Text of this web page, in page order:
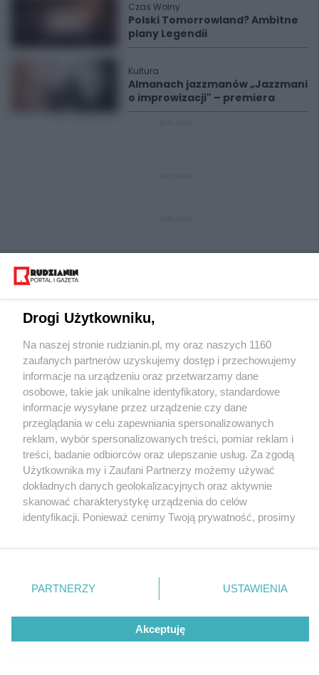
Czas Wolny
Polski Tomorrowland? Ambitne
plany Legendii
Kultura
Almanach jazzmanów „Jazzmani
o improwizacji" – premiera
Wydawca mediów lokalnych
Nie zapomnij
zapoznać się z:
polityką prywatności regulamin korzystania z portali
Twojemiasto
Piekary Śląskie
Chorzów
Tarnowskie Góry
Gliwice
Skontakuj sięz nami
Kontakt
Wydawca
Redakcja
Drogi Użytkowniku,
Na naszej stronie rudzianin.pl, my oraz naszych 1160
zaufanych partnerów uzyskujemy dostęp i przechowujemy
informacje na urządzeniu oraz przetwarzamy dane
osobowe, takie jak unikalne identyfikatory, standardowe
informacje wysyłane przez urządzenie czy dane
przeglądania w celu zapewniania spersonalizowanych
reklam, wybór spersonalizowanych treści, pomiar reklam i
treści, badanie odbiorców oraz ulepszanie usług. Za zgodą
Użytkownika my i Zaufani Partnerzy możemy używać
dokładnych danych geolokalizacyjnych oraz aktywnie
skanować charakterystykę urządzenia do celów
identyfikacji. Ponieważ cenimy Twoją prywatność, prosimy
prywatności znajdujący się w lewym dolnym rogu strony
. Niektóre rodzaje przetwarzania danych nie wymagają
zgody użytkownika, ale masz prawo sprzeciwić się
takiemu przetwarzaniu. Preferencje będą miały
zastosowania tylko na tej witrynie.
PARTNERZY USTAWIENIA
Akceptuję